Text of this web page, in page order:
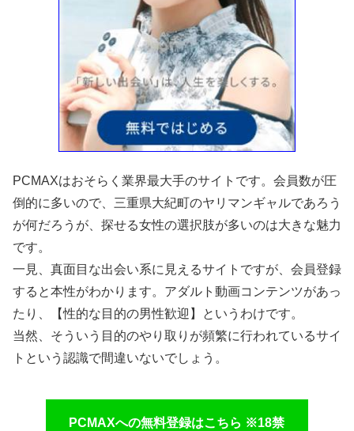
PCMAXはおそらく業界最大手のサイトです。会員数が圧
倒的に多いので、三重県大紀町のヤリマンギャルであろう
が何だろうが、探せる女性の選択肢が多いのは大きな魅力
です。
一見、真面目な出会い系に見えるサイトですが、会員登録
すると本性がわかります。アダルト動画コンテンツがあっ
たり、【性的な目的の男性歓迎】というわけです。
当然、そういう目的のやり取りが頻繁に行われているサイ
トという認識で間違いないでしょう。
PCMAXへの無料登録はこちら ※18禁